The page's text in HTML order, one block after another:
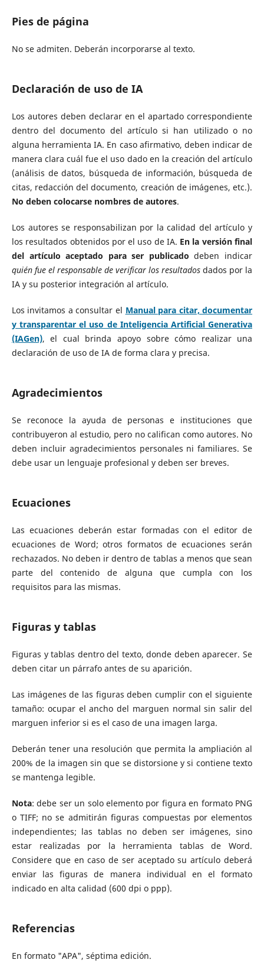
Pies de página
No se admiten. Deberán incorporarse al texto.
Declaración de uso de IA
Los autores deben declarar en el apartado correspondiente
dentro del documento del artículo si han utilizado o no
alguna herramienta IA. En caso afirmativo, deben indicar de
manera clara cuál fue el uso dado en la creación del artículo
(análisis de datos, búsqueda de información, búsqueda de
citas, redacción del documento, creación de imágenes, etc.).
No deben colocarse nombres de autores.
Los autores se responsabilizan por la calidad del artículo y
los resultados obtenidos por el uso de IA. En la versión final
del artículo aceptado para ser publicado deben indicar
quién fue el responsable de verificar los resultados dados por la
IA y su posterior integración al artículo.
Los invitamos a consultar el Manual para citar, documentar
y transparentar el uso de Inteligencia Artificial Generativa
(IAGen), el cual brinda apoyo sobre cómo realizar una
declaración de uso de IA de forma clara y precisa.
Agradecimientos
Se reconoce la ayuda de personas e instituciones que
contribuyeron al estudio, pero no califican como autores. No
deben incluir agradecimientos personales ni familiares. Se
debe usar un lenguaje profesional y deben ser breves.
Ecuaciones
Las ecuaciones deberán estar formadas con el editor de
ecuaciones de Word; otros formatos de ecuaciones serán
rechazados. No deben ir dentro de tablas a menos que sean
parte del contenido de alguna que cumpla con los
requisitos para las mismas.
Figuras y tablas
Figuras y tablas dentro del texto, donde deben aparecer. Se
deben citar un párrafo antes de su aparición.
Las imágenes de las figuras deben cumplir con el siguiente
tamaño: ocupar el ancho del marguen normal sin salir del
marguen inferior si es el caso de una imagen larga.
Deberán tener una resolución que permita la ampliación al
200% de la imagen sin que se distorsione y si contiene texto
se mantenga legible.
Nota: debe ser un solo elemento por figura en formato PNG
o TIFF; no se admitirán figuras compuestas por elementos
independientes; las tablas no deben ser imágenes, sino
estar realizadas por la herramienta tablas de Word.
Considere que en caso de ser aceptado su artículo deberá
enviar las figuras de manera individual en el formato
indicado en alta calidad (600 dpi o ppp).
Referencias
En formato "APA", séptima edición.